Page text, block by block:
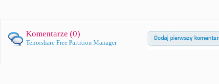
Komentarze (0)
Tenorshare Free Partition Manager